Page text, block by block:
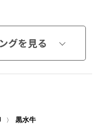
グを見る
〉 黒水牛